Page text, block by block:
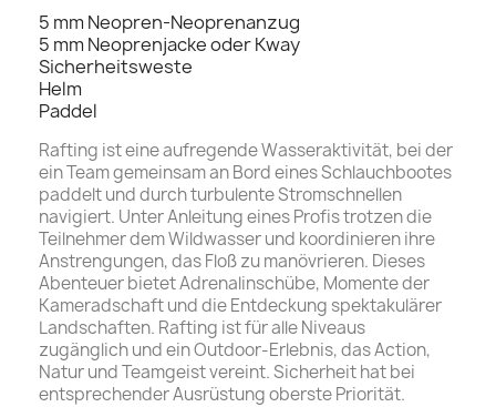
5 mm Neopren-Neoprenanzug
5 mm Neoprenjacke oder Kway
Sicherheitsweste
Helm
Paddel
Rafting ist eine aufregende Wasseraktivität, bei der
ein Team gemeinsam an Bord eines Schlauchbootes
paddelt und durch turbulente Stromschnellen
navigiert. Unter Anleitung eines Profis trotzen die
Teilnehmer dem Wildwasser und koordinieren ihre
Anstrengungen, das Floß zu manövrieren. Dieses
Abenteuer bietet Adrenalinschübe, Momente der
Kameradschaft und die Entdeckung spektakulärer
Landschaften. Rafting ist für alle Niveaus
zugänglich und ein Outdoor-Erlebnis, das Action,
Natur und Teamgeist vereint. Sicherheit hat bei
entsprechender Ausrüstung oberste Priorität.